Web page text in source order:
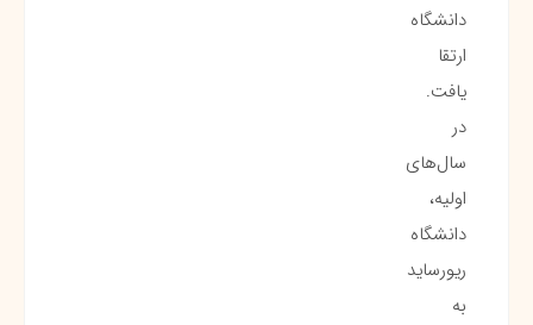
دانشگاه
ارتقا
یافت.
در
سال‌های
اولیه،
دانشگاه
ریورساید
به